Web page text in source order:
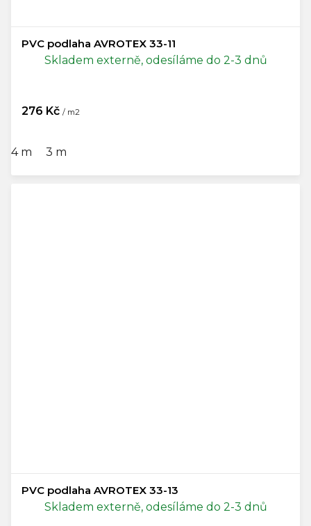
PVC podlaha AVROTEX 33-11
Skladem externě, odesíláme do 2-3 dnů
276 Kč / m2
4 m 3 m
PVC podlaha AVROTEX 33-13
Skladem externě, odesíláme do 2-3 dnů